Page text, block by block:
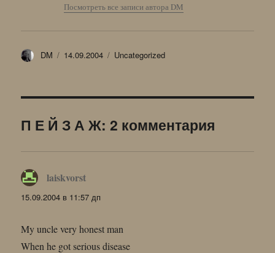
Посмотреть все записи автора DM
Автор
DM Опубликовано
14.09.2004 Рубрики
Uncategorized
П Е Й З А Ж: 2 комментария
laiskvorst
15.09.2004 в 11:57 дп
My uncle very honest man
When he got serious disease